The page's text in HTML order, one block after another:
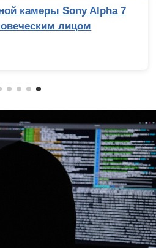
DDR4 в 2026 году: